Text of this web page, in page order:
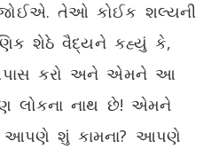
જોઈએ. તેઓ કોઈક શલ્યની
શેઠે વૈદ્યને કહ્યું કે,
કરો અને એમને આ
લોકના નાથ છે! એમને
આપણે શું કામના? આપણે